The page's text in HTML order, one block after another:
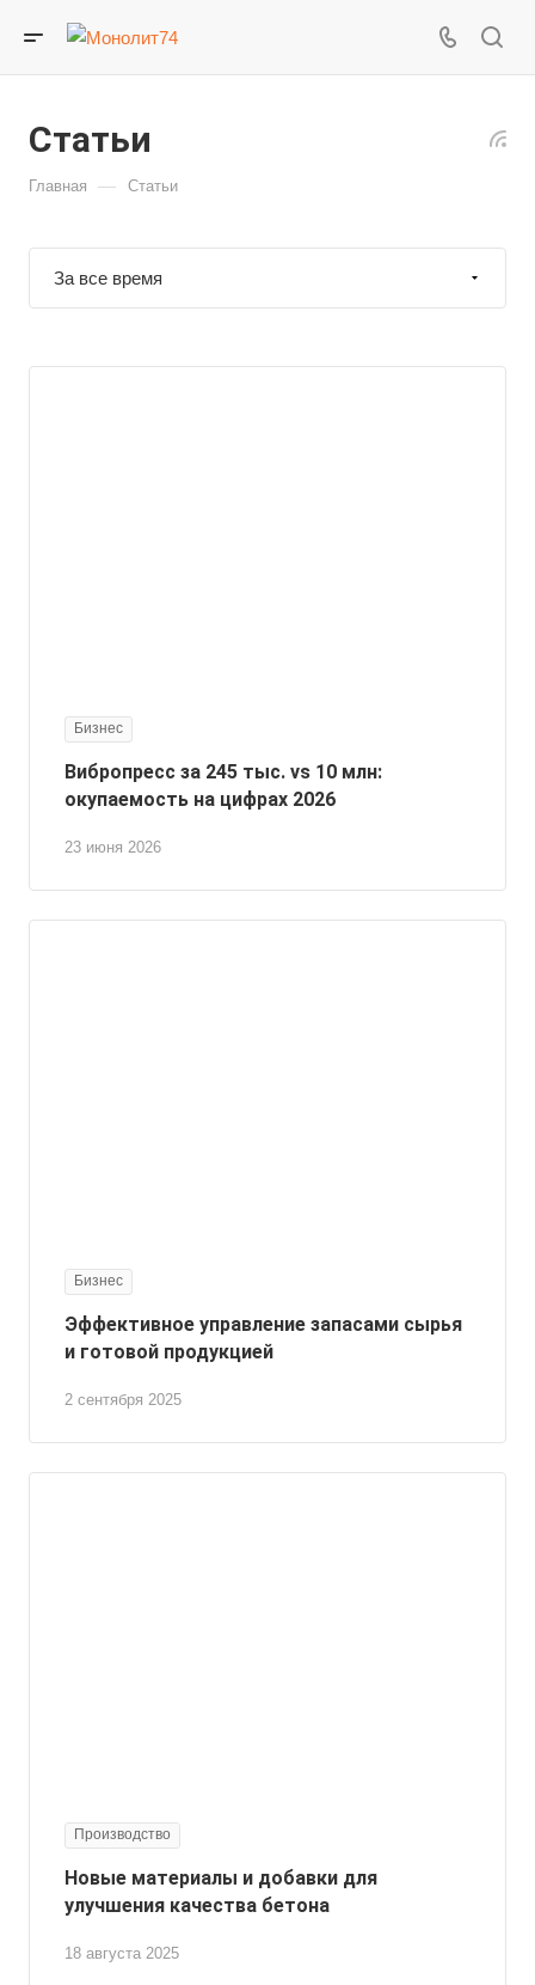
Статьи
Главная — Статьи
За все время
Бизнес
23 июня 2026
Вибропресс за 245 тыс. vs 10 млн:
окупаемость на цифрах 2026
Бизнес
2 сентября 2025
Эффективное управление запасами сырья
и готовой продукцией
Производство
18 августа 2025
Новые материалы и добавки для
улучшения качества бетона